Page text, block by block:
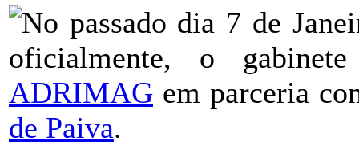
No passado dia 7 de
oficialmente, o
ADRIMAG em parceria
de Paiva.